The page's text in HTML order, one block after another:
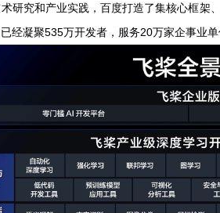
研究和产业实践，百度打造了集核心框架
经凝聚535万开发者，服务20万家企事业